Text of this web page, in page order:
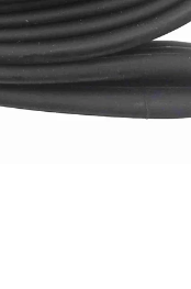
SPORT
BIKE
27